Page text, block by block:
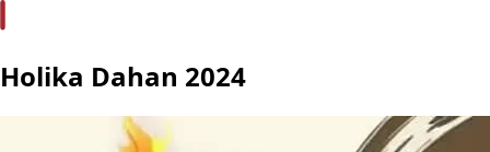
Holika Dahan 2024